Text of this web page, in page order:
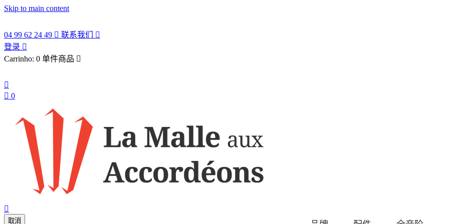
Skip to main content
04 99 62 24 49  联系我们

登录 
Carrinho: 0 单件商品 

 0

取消